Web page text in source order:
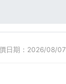
日期：2026/08/07